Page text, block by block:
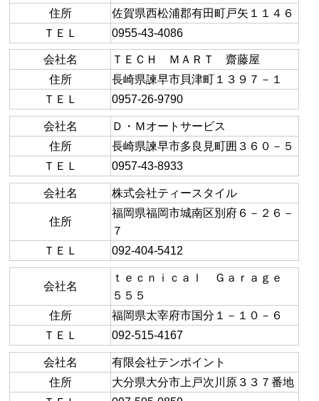
住所
佐賀県西松浦郡有田町戸矢１１４６
ＴＥＬ
0955-43-4086
会社名
ＴＥＣＨ ＭＡＲＴ 齋藤屋
住所
長崎県諫早市貝津町１３９７－１
ＴＥＬ
0957-26-9790
会社名
Ｄ・Ｍオートサービス
住所
長崎県諫早市多良見町囲３６０－５
ＴＥＬ
0957-43-8933
会社名 株式会社ティースタイル
住所
福岡県福岡市城南区別府６－２６－
７
ＴＥＬ
092-404-5412
会社名
ｔｅｃｎｉｃａｌ Ｇａｒａｇｅ
５５５
住所
福岡県太宰府市国分１－１０－６
ＴＥＬ
092-515-4167
会社名
有限会社テンポイント
住所
大分県大分市上戸次川原３３７番地